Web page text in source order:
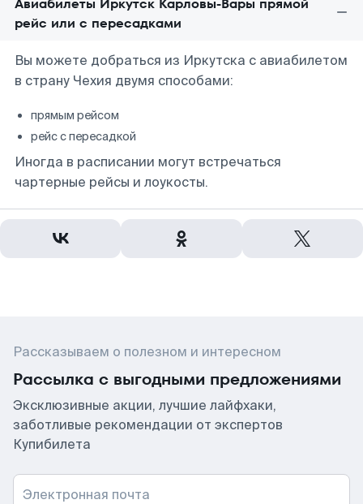
рейс или с пересадками
Вы можете добраться из Иркутска с авиабилетом
в страну Чехия двумя способами:
прямым рейсом
рейс с пересадкой
Иногда в расписании могут встречаться
чартерные рейсы и лоукосты.
Рассказываем о полезном и интересном
Рассылка с выгодными предложениями
Эксклюзивные акции, лучшие лайфхаки,
заботливые рекомендации от экспертов
Купибилета
Электронная почта